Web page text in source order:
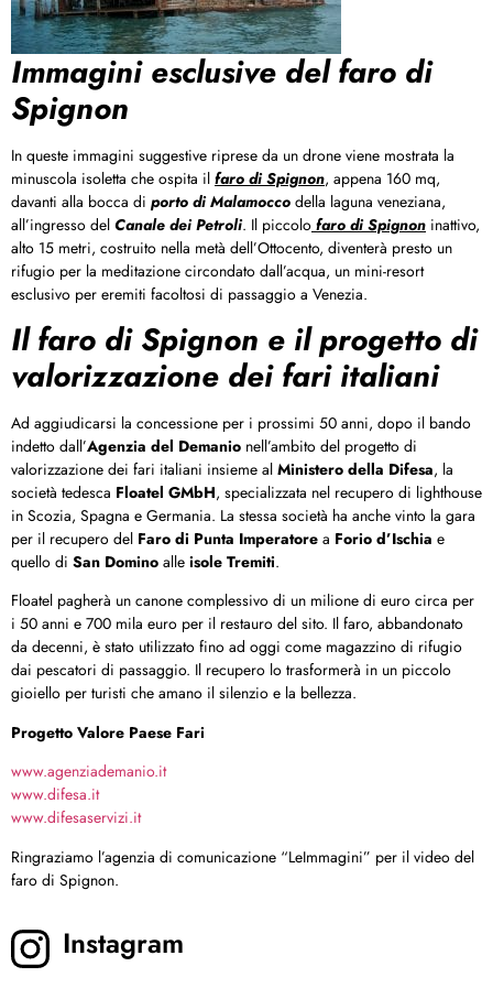
Immagini esclusive del faro di
Spignon
In queste immagini suggestive riprese da un drone viene mostrata la
minuscola isoletta che ospita il faro di Spignon, appena 160 mq,
davanti alla bocca di porto di Malamocco della laguna veneziana,
all’ingresso del Canale dei Petroli. Il piccolo faro di Spignon inattivo,
alto 15 metri, costruito nella metà dell’Ottocento, diventerà presto un
rifugio per la meditazione circondato dall’acqua, un mini-resort
esclusivo per eremiti facoltosi di passaggio a Venezia.
Il faro di Spignon e il progetto di
valorizzazione dei fari italiani
Ad aggiudicarsi la concessione per i prossimi 50 anni, dopo il bando
indetto dall’Agenzia del Demanio nell’ambito del progetto di
valorizzazione dei fari italiani insieme al Ministero della Difesa, la
società tedesca Floatel GMbH, specializzata nel recupero di lighthouse
in Scozia, Spagna e Germania. La stessa società ha anche vinto la gara
per il recupero del Faro di Punta Imperatore a Forio d’Ischia e
quello di San Domino alle isole Tremiti.
Floatel pagherà un canone complessivo di un milione di euro circa per
i 50 anni e 700 mila euro per il restauro del sito. Il faro, abbandonato
da decenni, è stato utilizzato fino ad oggi come magazzino di rifugio
dai pescatori di passaggio. Il recupero lo trasformerà in un piccolo
gioiello per turisti che amano il silenzio e la bellezza.
Progetto Valore Paese Fari
www.agenziademanio.it
www.difesa.it
www.difesaservizi.it
Ringraziamo l’agenzia di comunicazione “LeImmagini” per il video del
faro di Spignon.
Instagram